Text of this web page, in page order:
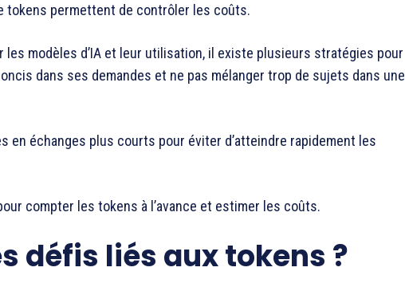
tokens permettent de contrôler les coûts.
modèles d’IA et leur utilisation, il existe plusieurs stratégies pour
dans ses demandes et ne pas mélanger trop de sujets dans une
en échanges plus courts pour éviter d’atteindre rapidement les
compter les tokens à l’avance et estimer les coûts.
défis liés aux tokens ?